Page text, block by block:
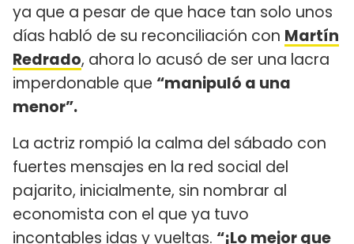
ya que a pesar de que hace tan solo unos
días habló de su reconciliación con Martín
Redrado, ahora lo acusó de ser una lacra
imperdonable que “manipuló a una
menor”.
La actriz rompió la calma del sábado con
fuertes mensajes en la red social del
pajarito, inicialmente, sin nombrar al
economista con el que ya tuvo
incontables idas y vueltas. “¡Lo mejor que